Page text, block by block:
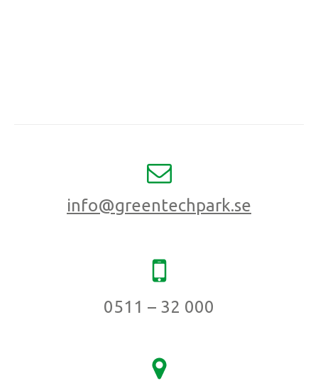
info@greentechpark.se
0511 – 32 000